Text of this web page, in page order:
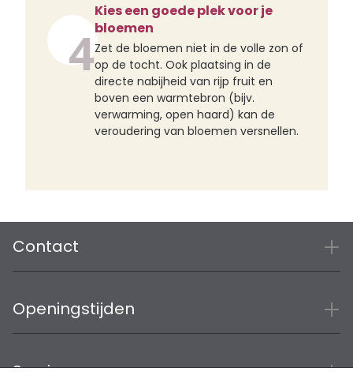
4
Kies een goede plek voor je
bloemen
Zet de bloemen niet in de volle zon of
op de tocht. Ook plaatsing in de
directe nabijheid van rijp fruit en
boven een warmtebron (bijv.
verwarming, open haard) kan de
veroudering van bloemen versnellen.
Contact
Openingstijden
Service